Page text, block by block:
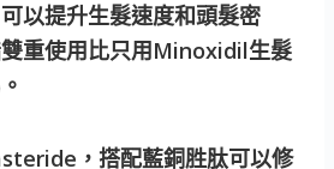
以提升生髮速度和頭髮密
重使用比只用Minoxidil生髮
，搭配藍銅胜肽可以修